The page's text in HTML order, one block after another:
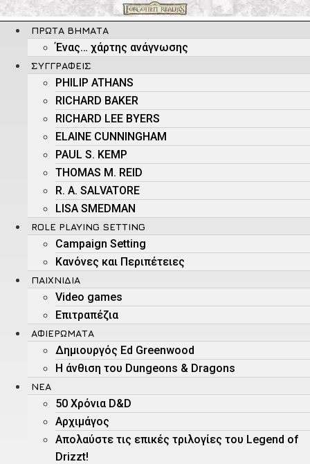
Μετάβαση
στο
περιεχόμενο
ΠΡΏΤΑ ΒΉΜΑΤΑ
Ένας… χάρτης ανάγνωσης
ΣΥΓΓΡΑΦΕΊΣ
PHILIP ATHANS
RICHARD BAKER
RICHARD LEE BYERS
ELAINE CUNNINGHAM
PAUL S. KEMP
THOMAS M. REID
R. A. SALVATORE
LISA SMEDMAN
ROLE PLAYING SETTING
Campaign Setting
Kανόνες και Περιπέτειες
ΠΑΙΧΝΊΔΙΑ
Video games
Επιτραπέζια
ΑΦΙΕΡΏΜΑΤΑ
Δημιουργός Ed Greenwood
Η άνθιση του Dungeons & Dragons
ΝΕΑ
50 Χρόνια D&D
Αρχιμάγος
Aπολαύστε τις επικές τριλογίες του Legend of
Drizzt!